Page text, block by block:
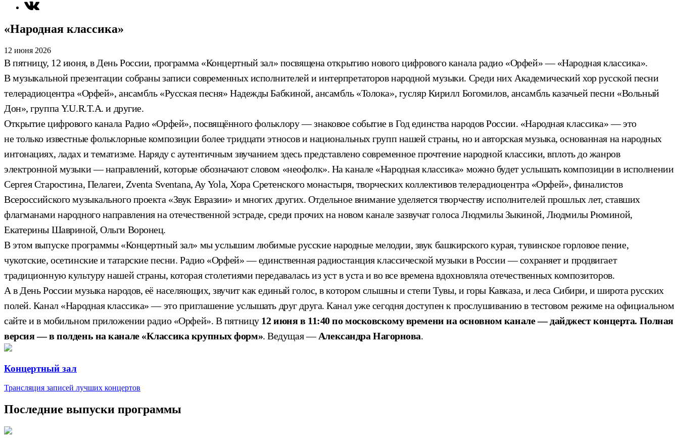
«Народная классика»
12 июня 2026
В пятницу, 12 июня, в День России, программа «Концертный зал» посвящена открытию нового цифрового канала радио «Орфей» — «Народная классика».
В музыкальной презентации собраны записи современных исполнителей и интерпретаторов народной музыки. Среди них Академический хор русской песни
телерадиоцентра «Орфей», ансамбль «Русская песня» Надежды Бабкиной, ансамбль «Толока», гусляр Кирилл Богомилов, ансамбль казачьей песни «Вольный
Дон», группа Y.U.R.T.A. и другие.
Открытие цифрового канала Радио «Орфей», посвящённого фольклору — знаковое событие в Год единства народов России. «Народная классика» — это
не только известные фольклорные композиции более тридцати этносов и национальных групп нашей страны, но и авторская музыка, основанная на народных
интонациях, ладах и тематизме. Наряду с аутентичным звучанием здесь представлено современное прочтение народной классики, вплоть до жанров
электронной музыки — направлений, которые обозначают словом «неофолк». На канале «Народная классика» можно будет услышать композиции в исполнении
Сергея Старостина, Пелагеи, Zventa Sventana, Ay Yola, Хора Сретенского монастыря, творческих коллективов телерадиоцентра «Орфей», финалистов
Всероссийского музыкального проекта «Звук Евразии» и многих других. Отдельное внимание уделяется творчеству исполнителей прошлых лет, ставших
флагманами народного направления на отечественной эстраде, среди прочих на новом канале зазвучат голоса Людмилы Зыкиной, Людмилы Рюминой,
Екатерины Шавриной, Ольги Воронец.
В этом выпуске программы «Концертный зал» мы услышим любимые русские народные мелодии, звук башкирского курая, тувинское горловое пение,
чукотские, осетинские и татарские песни. Радио «Орфей» — единственная радиостанция классической музыки в России — сохраняет и продвигает
традиционную культуру нашей страны, которая столетиями передавалась из уст в уста и во все времена вдохновляла отечественных композиторов.
А в День России музыка народов, её населяющих, звучит как единый голос, в котором слышны и степи Тувы, и горы Кавказа, и леса Сибири, и широта русских
полей. Канал «Народная классика» — это приглашение услышать друг друга. Канал уже сегодня доступен к прослушиванию в тестовом режиме на официальном
сайте и в мобильном приложении радио «Орфей». В пятницу 12 июня в 11:40 по московскому времени на основном канале — дайджест концерта. Полная
версия — в полдень на канале «Классика крупных форм». Ведущая —Александра Нагорнова.
Концертный зал
Трансляция записей лучших концертов
Последние выпуски программы